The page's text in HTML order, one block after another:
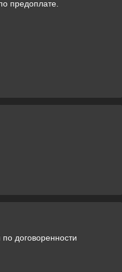
предоплате.
договоренности